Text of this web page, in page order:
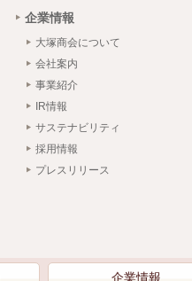
企業情報
大塚商会について
会社案内
事業紹介
IR情報
サステナビリティ
採用情報
プレスリリース
企業情報